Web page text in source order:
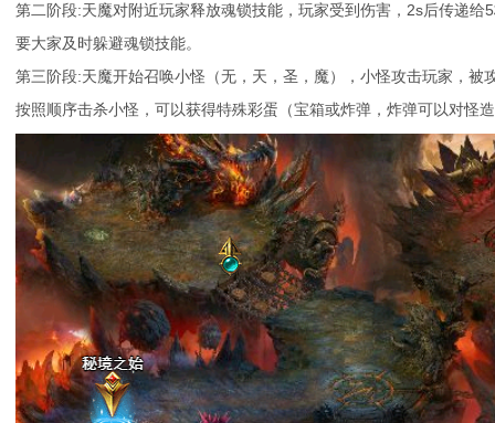
第二阶段:天魔对附近玩家释放魂锁技能，玩家受到伤害，2s后传递
要大家及时躲避魂锁技能。
第三阶段:天魔开始召唤小怪（无，天，圣，魔），小怪攻击玩家，被
按照顺序击杀小怪，可以获得特殊彩蛋（宝箱或炸弹，炸弹可以对怪